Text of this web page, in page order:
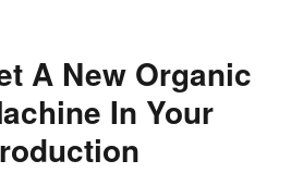
A New Organic
In Your